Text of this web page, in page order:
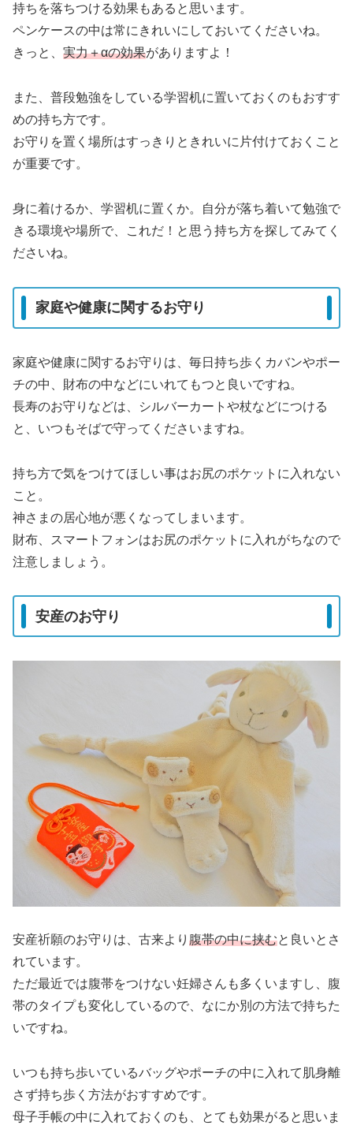
持ちを落ちつける効果もあると思います。
ペンケースの中は常にきれいにしておいてくださいね。
きっと、 実力＋αの効果がありますよ！
また、普段勉強をしている学習机に置いておくのもおすす
めの持ち方です。
お守りを置く場所はすっきりときれいに片付けておくこと
が重要です。
身に着けるか、学習机に置くか。自分が落ち着いて勉強で
きる環境や場所で、これだ！と思う持ち方を探してみてく
ださいね。
家庭や健康に関するお守り
家庭や健康に関するお守りは、毎日持ち歩くカバンやポー
チの中、財布の中などにいれてもつと良いですね。
長寿のお守りなどは、シルバーカートや杖などにつける
と、いつもそばで守ってくださいますね。
持ち方で気をつけてほしい事はお尻のポケットに入れない
こと。
神さまの居心地が悪くなってしまいます。
財布、スマートフォンはお尻のポケットに入れがちなので
注意しましょう。
安産のお守り
安産祈願のお守りは、古来より 腹帯の中に挟むと良いとさ
れています。
ただ最近では腹帯をつけない妊婦さんも多くいますし、腹
帯のタイプも変化しているので、なにか別の方法で持ちた
いですね。
いつも持ち歩いているバッグやポーチの中に入れて肌身離
さず持ち歩く方法がおすすめです。
母子手帳の中に入れておくのも、とても効果がると思いま